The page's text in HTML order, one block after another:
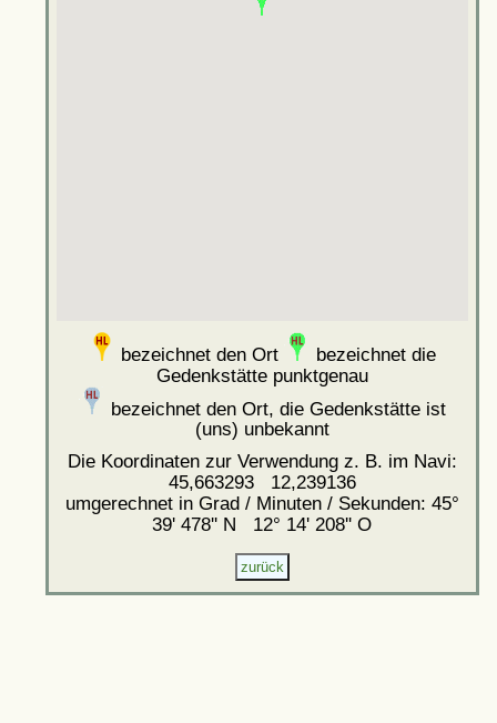
bezeichnet den Ort
bezeichnet die
Gedenkstätte punktgenau
bezeichnet den Ort, die Gedenkstätte ist
(uns) unbekannt
Die Koordinaten zur Verwendung z. B. im Navi:
45,663293 12,239136
umgerechnet in Grad / Minuten / Sekunden: 45°
39' 478'' N 12° 14' 208'' O